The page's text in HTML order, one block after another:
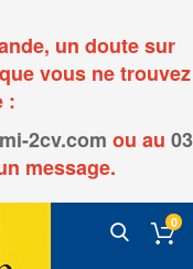
un doute sur
vous ne trouvez
:
2cv.com ou au 03
message.
0